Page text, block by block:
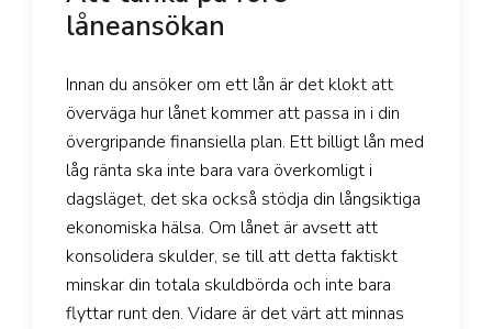
låneansökan
Innan du ansöker om ett lån är det klokt att
överväga hur lånet kommer att passa in i din
övergripande finansiella plan. Ett billigt lån med
låg ränta ska inte bara vara överkomligt i
dagsläget, det ska också stödja din långsiktiga
ekonomiska hälsa. Om lånet är avsett att
konsolidera skulder, se till att detta faktiskt
minskar din totala skuldbörda och inte bara
flyttar runt den. Vidare är det värt att minnas